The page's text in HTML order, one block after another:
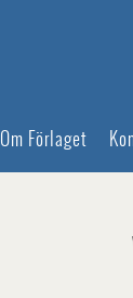
Om Förlaget